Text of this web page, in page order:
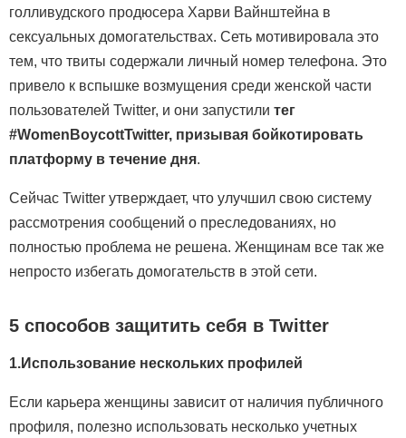
голливудского продюсера Харви Вайнштейна в
сексуальных домогательствах. Сеть мотивировала это
тем, что твиты содержали личный номер телефона. Это
привело к вспышке возмущения среди женской части
пользователей Twitter, и они запустили тег
#WomenBoycottTwitter, призывая бойкотировать
платформу в течение дня.
Сейчас Twitter утверждает, что улучшил свою систему
рассмотрения сообщений о преследованиях, но
полностью проблема не решена. Женщинам все так же
непросто избегать домогательств в этой сети.
5 способов защитить себя в Twitter
1.Использование нескольких профилей
Если карьера женщины зависит от наличия публичного
профиля, полезно использовать несколько учетных